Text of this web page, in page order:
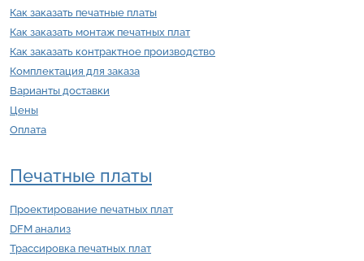
Как заказать печатные платы
Как заказать монтаж печатных плат
Как заказать контрактное производство
Комплектация для заказа
Варианты доставки
Цены
Оплата
Печатные платы
Проектирование печатных плат
DFM анализ
Трассировка печатных плат